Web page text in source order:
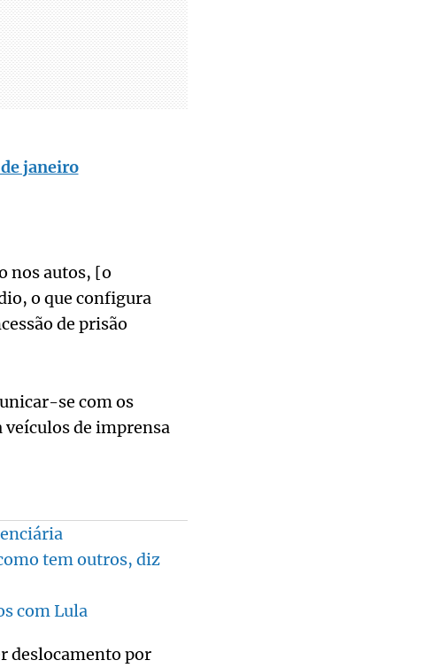
janeiro
nos autos, [o
o que configura
de prisão
se com os
veículos de imprensa
tem outros, diz
com Lula
deslocamento por